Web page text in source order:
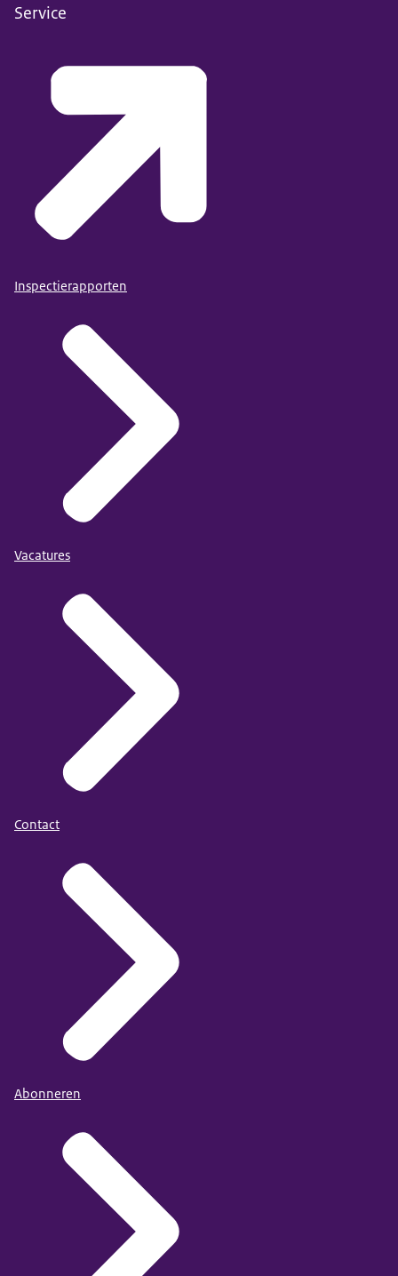
Service
Inspectierapporten
Vacatures
Contact
Abonneren